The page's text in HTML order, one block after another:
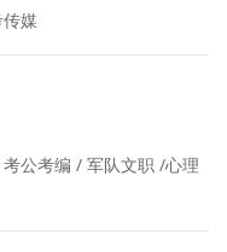
媒
公考编 / 军队文职 /心理